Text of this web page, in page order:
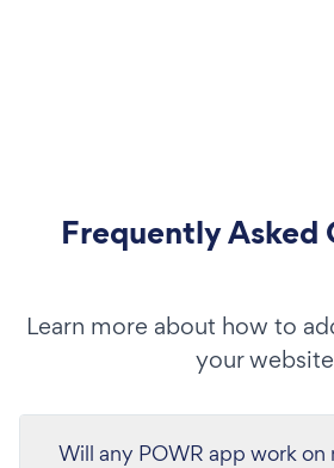
Frequently Asked
Learn more about how to
your
Will any POWR app work on